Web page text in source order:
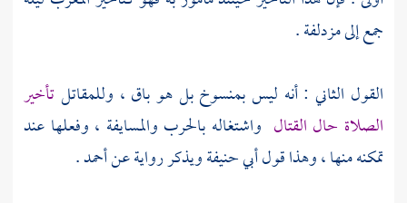
جمع إلى مزدلفة .
القول الثاني : أنه ليس بمنسوخ بل هو باق ، وللمقاتلتأخير
الصلاة حال القتال واشتغاله بالحرب والمسايفة ، وفعلها عند
تمكنه منها ، وهذا قولأبي حنيفةويذكر رواية عنأحمد.